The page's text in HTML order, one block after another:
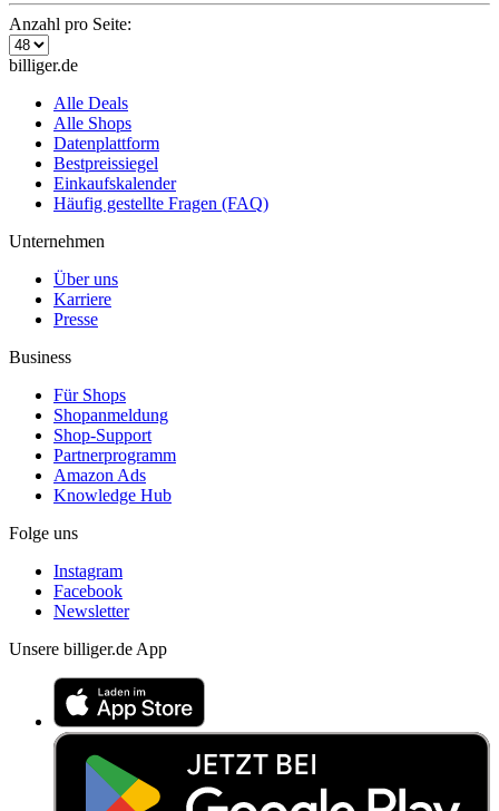
Anzahl pro Seite:
billiger.de
Alle Deals
Alle Shops
Datenplattform
Bestpreissiegel
Einkaufskalender
Häufig gestellte Fragen (FAQ)
Unternehmen
Über uns
Karriere
Presse
Business
Für Shops
Shopanmeldung
Shop-Support
Partnerprogramm
Amazon Ads
Knowledge Hub
Folge uns
Instagram
Facebook
Newsletter
Unsere billiger.de App